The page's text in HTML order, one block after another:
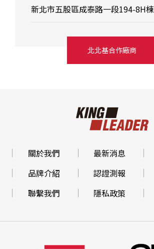
新北市五股區成泰路一段194-8H棟
北北基合作廠商
關於我們 最新消息
品牌介紹
認證測報
聯繫我們
隱私政策